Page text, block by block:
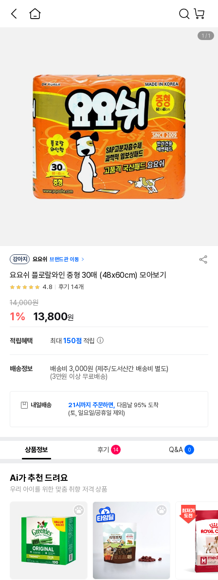
1 / 1
강아지 요요쉬 브랜드관 이동
요요쉬 플로랄와인 중형 30매 (48x60cm) 모아보기
4.8 후기 14개
14,000원
1% 13,800원
적립혜택 최대150점 적립
배송정보 배송비 3,000원 (제주/도서산간 배송비 별도)
(3만원 이상 무료배송)
내일배송 21시까지 주문하면, 다음날 95% 도착
(토, 일요일/공휴일 제외)
상품정보 후기 14 Q&A 0
Ai가 추천 드려요
우리 아이를 위한 맞춤 취향 저격 상품